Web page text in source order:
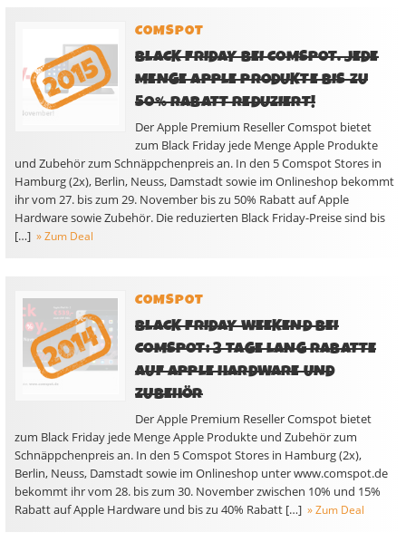
COMSPOT
BLACK FRIDAY BEI COMSPOT. JEDE
MENGE APPLE PRODUKTE BIS ZU
50% RABATT REDUZIERT!
Der Apple Premium Reseller Comspot bietet
zum Black Friday jede Menge Apple Produkte
und Zubehör zum Schnäppchenpreis an. In den 5 Comspot Stores in
Hamburg (2x), Berlin, Neuss, Damstadt sowie im Onlineshop bekommt
ihr vom 27. bis zum 29. November bis zu 50% Rabatt auf Apple
Hardware sowie Zubehör. Die reduzierten Black Friday-Preise sind bis
[…] » Zum Deal
COMSPOT
BLACK FRIDAY WEEKEND BEI
COMSPOT: 3 TAGE LANG RABATTE
AUF APPLE HARDWARE UND
ZUBEHÖR
Der Apple Premium Reseller Comspot bietet
zum Black Friday jede Menge Apple Produkte und Zubehör zum
Schnäppchenpreis an. In den 5 Comspot Stores in Hamburg (2x),
Berlin, Neuss, Damstadt sowie im Onlineshop unter www.comspot.de
bekommt ihr vom 28. bis zum 30. November zwischen 10% und 15%
Rabatt auf Apple Hardware und bis zu 40% Rabatt […] » Zum Deal